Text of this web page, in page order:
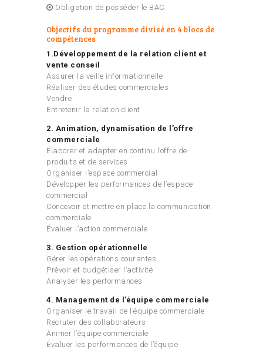
Obligation de posséder le BAC
Objectifs du programme divisé en 4 blocs de
compétences
1.Développement de la relation client et
vente conseil
Assurer la veille informationnelle
Réaliser des études commerciales
Vendre
Entretenir la relation client
2. Animation, dynamisation de l’offre
commerciale
Élaborer et adapter en continu l’offre de
produits et de services
Organiser l’espace commercial
Développer les performances de l’espace
commercial
Concevoir et mettre en place la communication
commerciale
Évaluer l’action commerciale
3. Gestion opérationnelle
Gérer les opérations courantes
Prévoir et budgétiser l’activité
Analyser les performances
4. Management de l’équipe commerciale
Organiser le travail de l’équipe commerciale
Recruter des collaborateurs
Animer l’équipe commerciale
Évaluer les performances de l’équipe